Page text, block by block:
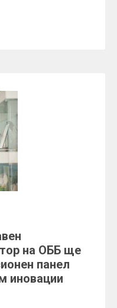
на ОББ ще
панел
иновации